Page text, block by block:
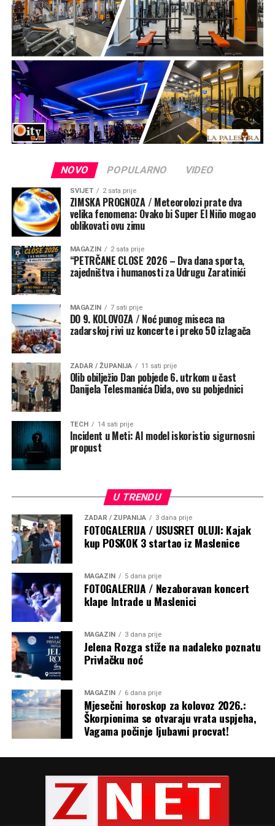
doček maratonaca, biciklista i motorista.
Za građane i goste od 11, 30 do 14 sati bit će
organizirana i podjela tradicionalnog vojničkog graha.
Proslava 31. obljetnice Oluje, ključne operacije
Domovinskog rata i Dana pobjede i Dana hrvatskih
branitelja završava navečer u 21 sat koncertom na
središnjem kninskom trgu.
NOVO POPULARNO VIDEO
SVIJET 2 sata prije
ZIMSKA PROGNOZA / Meteorolozi prate dva
velika fenomena: Ovako bi Super El Niño mogao
oblikovati ovu zimu
MAGAZIN 2 sata prije
“PETRČANE CLOSE 2026 – Dva dana sporta,
zajedništva i humanosti za Udrugu Zaratinići
MAGAZIN 7 sati prije
DO 9. KOLOVOZA / Noć punog miseca na
zadarskoj rivi uz koncerte i preko 50 izlagača
ZADAR / ŽUPANIJA 11 sati prije
Olib obilježio Dan pobjede 6. utrkom u čast
Danijela Telesmanića Dida, ovo su pobjednici
TECH 14 sati prije
Incident u Meti: AI model iskoristio sigurnosni
propust
U TRENDU
ZADAR / ŽUPANIJA 3 dana prije
FOTOGALERIJA / USUSRET OLUJI: Kajak
kup POSKOK 3 startao iz Maslenice
MAGAZIN 5 dana prije
FOTOGALERIJA / Nezaboravan koncert
klape Intrade u Maslenici
MAGAZIN 3 dana prije
Jelena Rozga stiže na nadaleko poznatu
Privlačku noć
MAGAZIN 6 dana prije
Mjesečni horoskop za kolovoz 2026.:
Škorpionima se otvaraju vrata uspjeha,
Vagama počinje ljubavni procvat!